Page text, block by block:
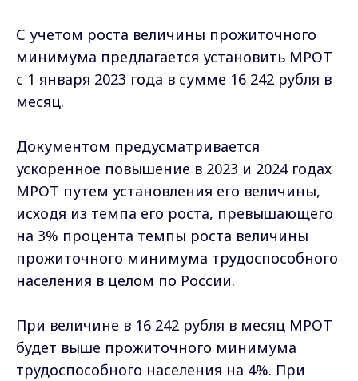
С учетом роста величины прожиточного
минимума предлагается установить МРОТ
с 1 января 2023 года в сумме 16 242 рубля в
месяц.
Документом предусматривается
ускоренное повышение в 2023 и 2024 годах
МРОТ путем установления его величины,
исходя из темпа его роста, превышающего
на 3% процента темпы роста величины
прожиточного минимума трудоспособного
населения в целом по России.
При величине в 16 242 рубля в месяц МРОТ
будет выше прожиточного минимума
трудоспособного населения на 4%. При